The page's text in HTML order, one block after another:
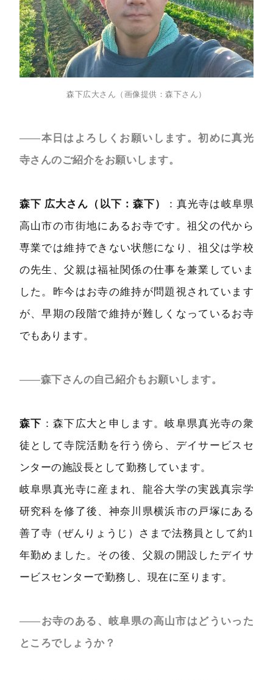
森下広大さん（画像提供：森下さん）
――本日はよろしくお願いします。初めに真光
寺さんのご紹介をお願いします。
森下 広大さん（以下：森下）
：真光寺は岐阜県
高山市の市街地にあるお寺です。祖父の代から
専業では維持できない状態になり、祖父は学校
の先生、父親は福祉関係の仕事を兼業していま
した。昨今はお寺の維持が問題視されています
が、早期の段階で維持が難しくなっているお寺
でもあります。
――森下さんの自己紹介もお願いします。
森下 ：森下広大と申します。岐阜県真光寺の衆
徒として寺院活動を行う傍ら、デイサービスセ
ンターの施設長として勤務しています。
岐阜県真光寺に産まれ、龍谷大学の実践真宗学
研究科を修了後、神奈川県横浜市の戸塚にある
善了寺（ぜんりょうじ）さまで法務員として約1
年勤めました。その後、父親の開設したデイサ
ービスセンターで勤務し、現在に至ります。
――お寺のある、岐阜県の高山市はどういった
ところでしょうか？